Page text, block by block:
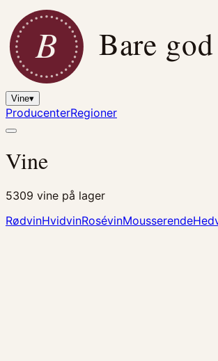
B Bare
Vine▾
ProducenterRegioner
Vine
5309 vine på lager
RødvinHvidvinRosévinMousserende